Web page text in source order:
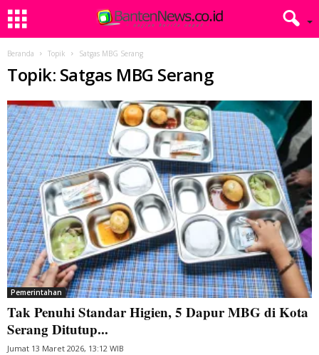
Beranda Topik Satgas MBG Serang
Topik: Satgas MBG Serang
Pemerintahan
Tak Penuhi Standar Higien, 5 Dapur MBG di Kota
Serang Ditutup...
Jumat 13 Maret 2026, 13:12 WIB